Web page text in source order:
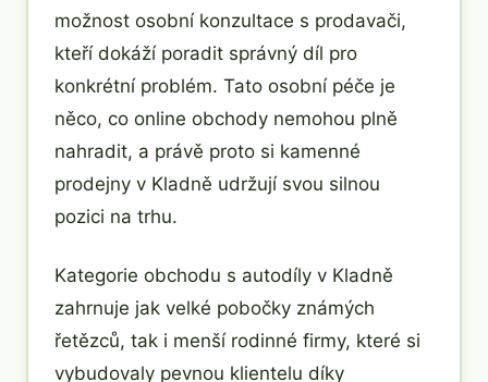
možnost osobní konzultace s prodavači,
kteří dokáží poradit správný díl pro
konkrétní problém. Tato osobní péče je
něco, co online obchody nemohou plně
nahradit, a právě proto si kamenné
prodejny v Kladně udržují svou silnou
pozici na trhu.
Kategorie obchodu s autodíly v Kladně
zahrnuje jak velké pobočky známých
řetězců, tak i menší rodinné firmy, které si
vybudovaly pevnou klientelu díky